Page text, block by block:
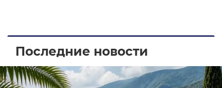
Последние новости